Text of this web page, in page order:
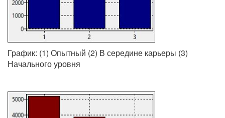
График: (1) Oпытный (2) В середине карьеры (3)
Начального уровня